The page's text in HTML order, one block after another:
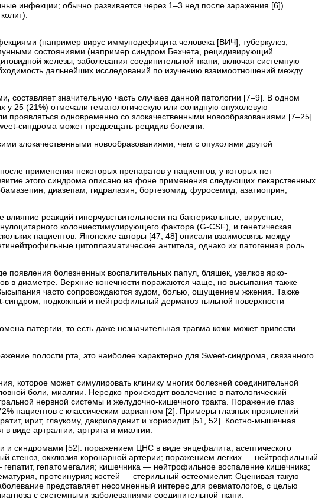
инфекции; обычно развивается через 1–3 нед после заражения [6]).
(например вирус иммунодефицита человека [ВИЧ], туберкулез,
состояниями (например синдром Бехчета, рецидивирующий
железы, заболевания соединительной ткани, включая системную
дальнейших исследований по изучению взаимоотношений между
, составляет значительную часть случаев данной патологии [7–9]. В одном
у 25 (21%) отмечали гематологическую или солидную опухолевую
проявляться одновременно со злокачественными новообразованиями [7–25].
синдрома может предвещать рецидив болезни.
злокачественными новообразованиями, чем с опухолями другой
применения некоторых препаратов у пациентов, у которых нет
этого синдрома описано на фоне применения следующих лекарственных
диазепам, гидралазин, бортезомид, фуросемид, азатиоприн,
реакций гиперчувствительности на бактериальные, вирусные,
колониестимулирующего фактора (G-CSF), и генетическая
пациентов. Японские авторы [47, 48] описали взаимосвязь между
цитоплазматические антитела, однако их патогенная роль
появления болезненных воспалительных папул, бляшек, узелков ярко-
в диаметре. Верхние конечности поражаются чаще, но высыпания также
часто сопровождаются зудом, болью, ощущением жжения. Также
подкожный и нейтрофильный дерматоз тыльной поверхности
патергии, то есть даже незначительная травма кожи может привести
полости рта, это наиболее характерно для Sweet-синдрома, связанного
которое может симулировать клинику многих болезней соединительной
боли, миалгии. Нередко происходит вовлечение в патологический
нервной системы и желудочно-кишечного тракта. Поражение глаз
пациентов с классическим вариантом [2]. Примеры глазных проявлений
ирит, глаукому, дакриоаденит и хориоидит [51, 52]. Костно-­мышечная
виде артралгии, артрита и миалгии.
синдромами [52]: поражением ЦНС в виде энцефалита, асептического
стеноз, окклюзия коронарной артерии; поражением легких — нейтрофильный
гепатомегалия; кишечника — нейтрофильное воспаление кишечника;
протеинурия; костей — стерильный остеомиелит. Оценивая такую
представляет несомненный интерес для ревматологов, с целью
с системными заболеваниями соединительной ткани.